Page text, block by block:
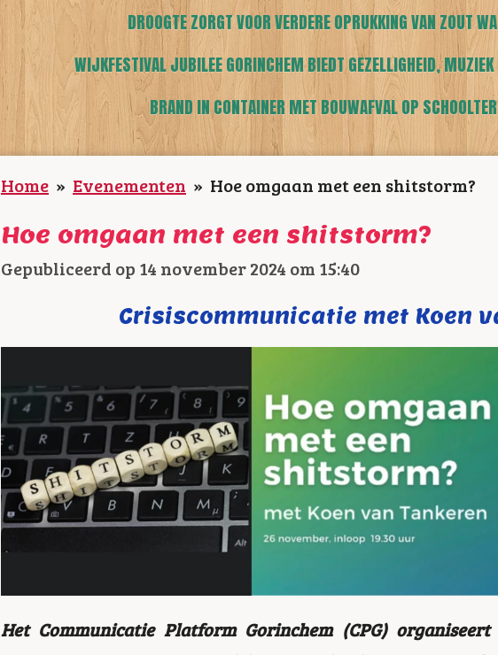
DROOGTE ZORGT VOOR VERDERE OPRUKKING VAN ZOUT
WIJKFESTIVAL JUBILEE GORINCHEM BIEDT GEZELLIGHEID,
BRAND IN CONTAINER MET BOUWAFVAL OP
Home » Evenementen » Hoe omgaan met een shitstorm?
Hoe omgaan met een shitstorm?
Gepubliceerd op 14 november 2024 om 15:40
Crisiscommunicatie met Koen
Het Communicatie Platform Gorinchem (CPG)